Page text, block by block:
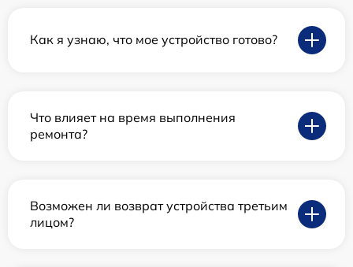
Как я узнаю, что мое устройство готово?
Что влияет на время выполнения
ремонта?
Возможен ли возврат устройства третьим
лицом?